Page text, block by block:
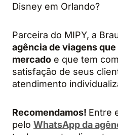
Disney em Orlando?
Parceira do MIPY, a
agência de viagens
mercado e que tem
satisfação de seus
atendimento
Recomendamos! Entre
pelo WhatsApp da